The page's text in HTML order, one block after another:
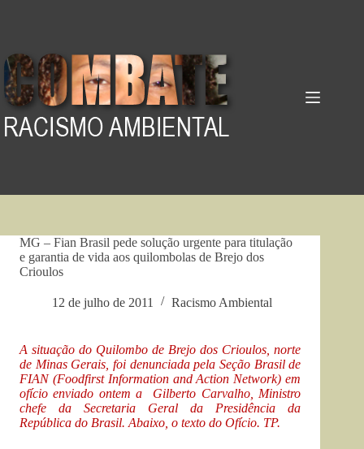
MG – Fian Brasil pede solução urgente para titulação
e garantia de vida aos quilombolas de Brejo dos
Crioulos
12 de julho de 2011 Racismo Ambiental
A situação do Quilombo de Brejo dos Crioulos, norte
de Minas Gerais, foi denunciada pela Seção Brasil de
FIAN (Foodfirst Information and Action Network) em
ofício enviado ontem a Gilberto Carvalho, Ministro
chefe da Secretaria Geral da Presidência da
República do Brasil. Abaixo, o texto do Ofício. TP.